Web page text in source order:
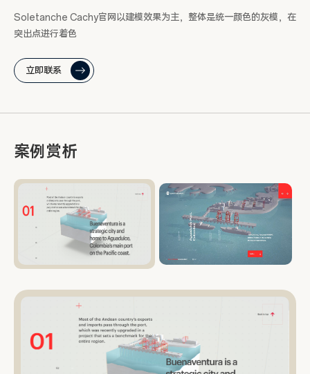
Soletanche Cachy官网以建模效果为主，整体是统一颜色的灰模，在
突出点进行着色
立即联系
案例赏析